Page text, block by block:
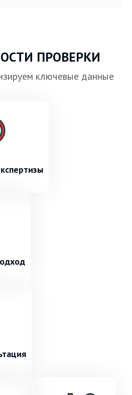
ПРОВЕРКИ
ключевые данные